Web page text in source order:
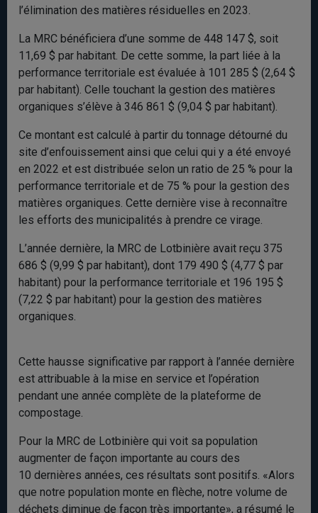
l’élimination des matières résiduelles en 2023.
La MRC bénéficiera d’une somme de 448 147 $, soit
11,69 $ par habitant. De cette somme, la part liée à la
performance territoriale est évaluée à 101 285 $ (2,64 $
par habitant). Celle touchant la gestion des matières
organiques s’élève à 346 861 $ (9,04 $ par habitant).
Ce montant est calculé à partir du tonnage détourné du
site d’enfouissement ainsi que celui qui y a été envoyé
en 2022 et est distribuée selon un ratio de 25 % pour la
performance territoriale et de 75 % pour la gestion des
matières organiques. Cette dernière vise à reconnaître
les efforts des municipalités à prendre ce virage.
L’année dernière, la MRC de Lotbinière avait reçu 375
686 $ (9,99 $ par habitant), dont 179 490 $ (4,77 $ par
habitant) pour la performance territoriale et 196 195 $
(7,22 $ par habitant) pour la gestion des matières
organiques.
Cette hausse significative par rapport à l’année dernière
est attribuable à la mise en service et l’opération
pendant une année complète de la plateforme de
compostage.
Pour la MRC de Lotbinière qui voit sa population
augmenter de façon importante au cours des
10 dernières années, ces résultats sont positifs. «Alors
que notre population monte en flèche, notre volume de
déchets diminue de façon très importante», a résumé le